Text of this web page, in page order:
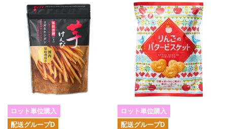
ロット単位購入
配送グループD
ロット単位購入
配送グループD